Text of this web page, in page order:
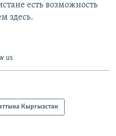
есть возможность
здесь.
us
Кыргызстан